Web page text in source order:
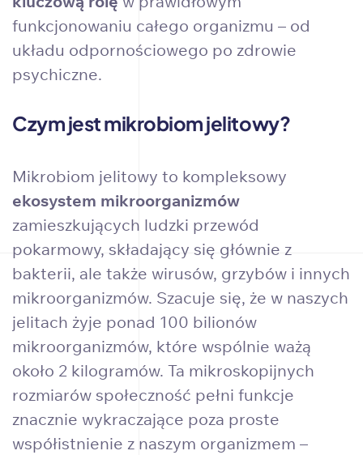
funkcjonowaniu całego organizmu – od
układu odpornościowego po zdrowie
psychiczne.
Czym jest mikrobiom jelitowy?
Mikrobiom jelitowy to kompleksowy
ekosystem mikroorganizmów
zamieszkujących ludzki przewód
pokarmowy, składający się głównie z
bakterii, ale także wirusów, grzybów i innych
mikroorganizmów. Szacuje się, że w naszych
jelitach żyje ponad 100 bilionów
mikroorganizmów, które wspólnie ważą
około 2 kilogramów. Ta mikroskopijnych
rozmiarów społeczność pełni funkcje
znacznie wykraczające poza proste
współistnienie z naszym organizmem –